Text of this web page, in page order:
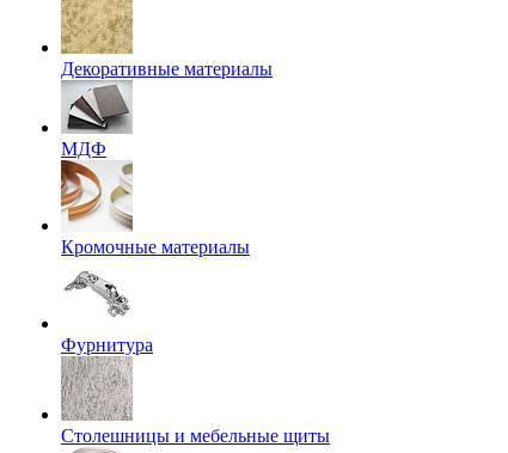
Декоративные материалы
МДФ
Кромочные материалы
Фурнитура
Столешницы и мебельные щиты